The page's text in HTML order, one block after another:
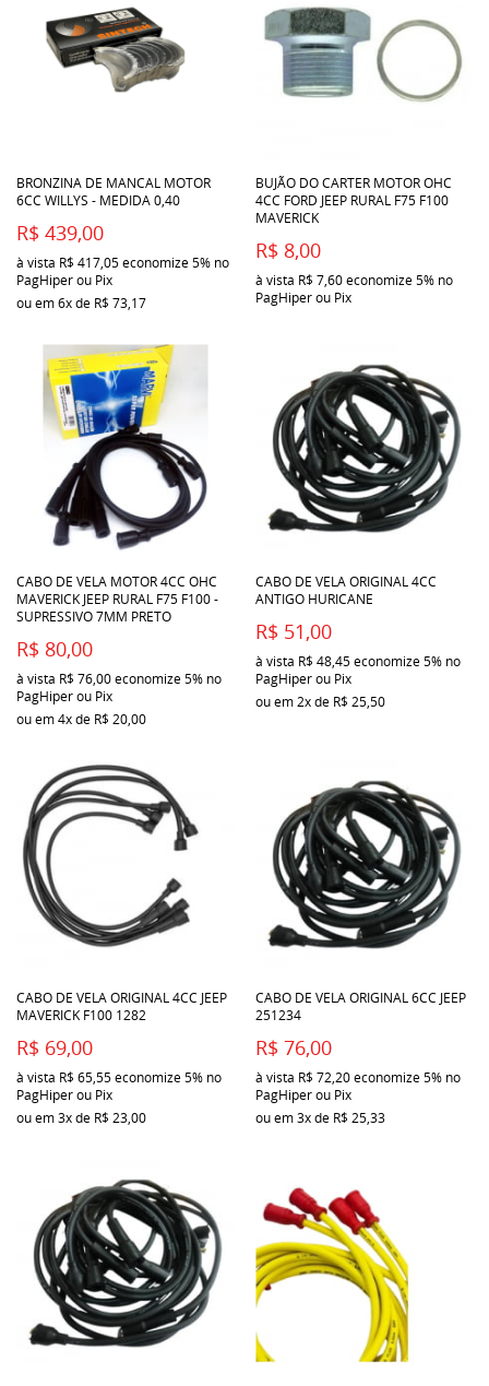
BRONZINA DE MANCAL MOTOR
6CC WILLYS - MEDIDA 0,40
R$ 439,00
à vista R$ 417,05economize5% no
PagHiper ou Pix
ou em6xde R$ 73,17
BUJÃO DO CARTER MOTOR OHC
4CC FORD JEEP RURAL F75 F100
MAVERICK
R$ 8,00
à vista R$ 7,60economize5% no
PagHiper ou Pix
CABO DE VELA MOTOR 4CC OHC
MAVERICK JEEP RURAL F75 F100 -
SUPRESSIVO 7MM PRETO
R$ 80,00
à vista R$ 76,00economize5% no
PagHiper ou Pix
ou em4xde R$ 20,00
CABO DE VELA ORIGINAL 4CC
ANTIGO HURICANE
R$ 51,00
à vista R$ 48,45economize5% no
PagHiper ou Pix
ou em 2xde R$ 25,50
CABO DE VELA ORIGINAL 4CC JEEP
MAVERICK F100 1282
R$ 69,00
à vista R$ 65,55economize5% no
PagHiper ou Pix
ou em3xde R$ 23,00
CABO DE VELA ORIGINAL 6CC JEEP
251234
R$ 76,00
à vista R$ 72,20economize5% no
PagHiper ou Pix
ou em3xde R$ 25,33